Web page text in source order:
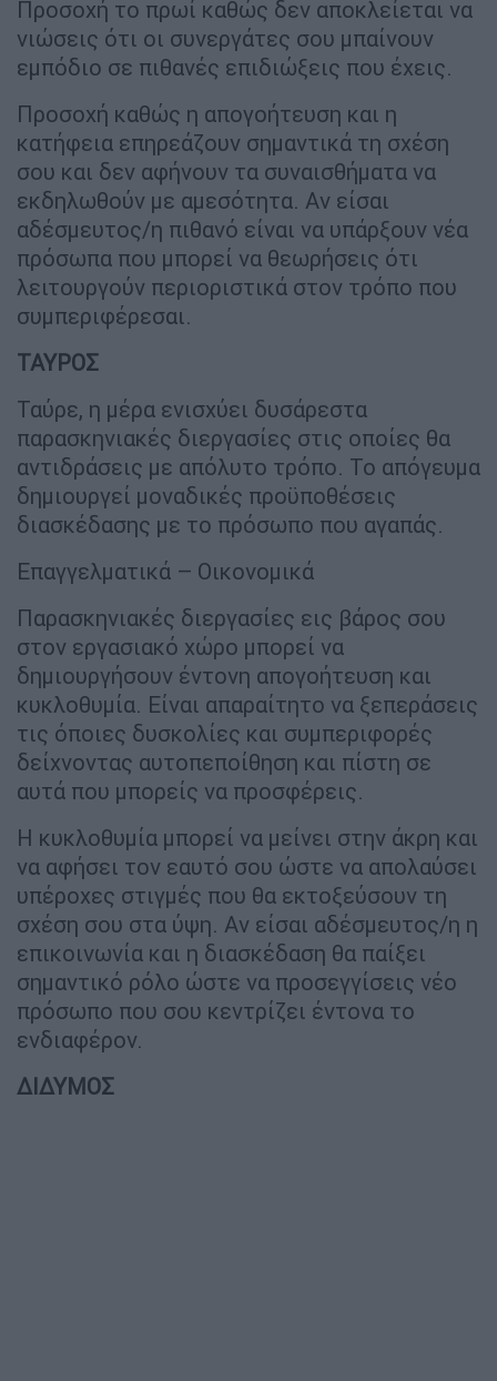
Προσοχή το πρωί καθώς δεν αποκλείεται να
νιώσεις ότι οι συνεργάτες σου μπαίνουν
εμπόδιο σε πιθανές επιδιώξεις που έχεις.
Προσοχή καθώς η απογοήτευση και η
κατήφεια επηρεάζουν σημαντικά τη σχέση
σου και δεν αφήνουν τα συναισθήματα να
εκδηλωθούν με αμεσότητα. Αν είσαι
αδέσμευτος/η πιθανό είναι να υπάρξουν νέα
πρόσωπα που μπορεί να θεωρήσεις ότι
λειτουργούν περιοριστικά στον τρόπο που
συμπεριφέρεσαι.
ΤΑΥΡΟΣ
Ταύρε, η μέρα ενισχύει δυσάρεστα
παρασκηνιακές διεργασίες στις οποίες θα
αντιδράσεις με απόλυτο τρόπο. Το απόγευμα
δημιουργεί μοναδικές προϋποθέσεις
διασκέδασης με το πρόσωπο που αγαπάς.
Επαγγελματικά – Οικονομικά
Παρασκηνιακές διεργασίες εις βάρος σου
στον εργασιακό χώρο μπορεί να
δημιουργήσουν έντονη απογοήτευση και
κυκλοθυμία. Είναι απαραίτητο να ξεπεράσεις
τις όποιες δυσκολίες και συμπεριφορές
δείχνοντας αυτοπεποίθηση και πίστη σε
αυτά που μπορείς να προσφέρεις.
Η κυκλοθυμία μπορεί να μείνει στην άκρη και
να αφήσει τον εαυτό σου ώστε να απολαύσει
υπέροχες στιγμές που θα εκτοξεύσουν τη
σχέση σου στα ύψη. Αν είσαι αδέσμευτος/η η
επικοινωνία και η διασκέδαση θα παίξει
σημαντικό ρόλο ώστε να προσεγγίσεις νέο
πρόσωπο που σου κεντρίζει έντονα το
ενδιαφέρον.
ΔΙΔΥΜΟΣ